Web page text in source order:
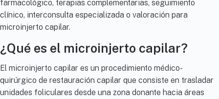
farmacológico, terapias complementarias, seguimiento
clínico, interconsulta especializada o valoración para
microinjerto capilar.
¿Qué es el microinjerto capilar?
El microinjerto capilar es un procedimiento médico-
quirúrgico de restauración capilar que consiste en trasladar
unidades foliculares desde una zona donante hacia áreas